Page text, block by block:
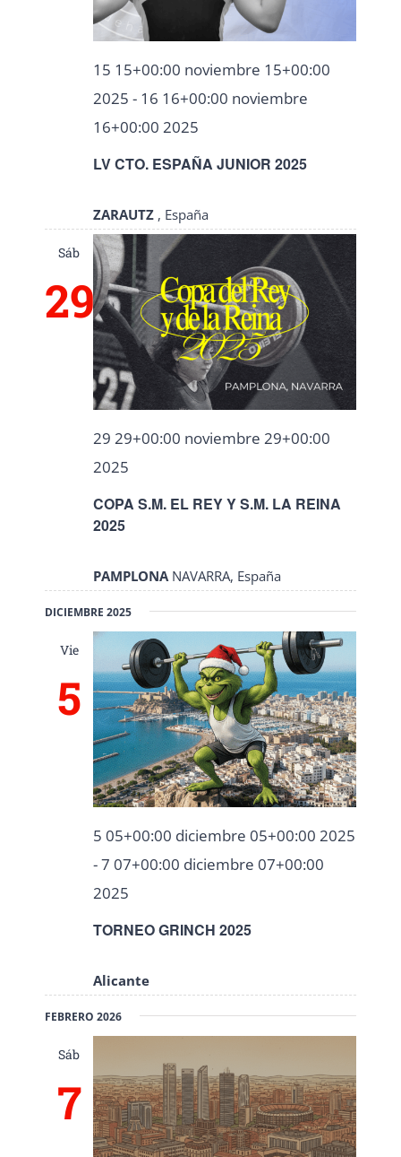
LV CTO. ESPAÑA JUNIOR 2025
15 15+00:00 noviembre 15+00:00
2025 - 16 16+00:00 noviembre
16+00:00 2025
ZARAUTZ , España
Sáb
29
COPA S.M. EL REY Y S.M. LA REINA
2025
29 29+00:00 noviembre 29+00:00
2025
PAMPLONA NAVARRA, España
DICIEMBRE 2025
Vie
5
TORNEO GRINCH 2025
5 05+00:00 diciembre 05+00:00 2025
-7 07+00:00 diciembre 07+00:00
2025
Alicante
FEBRERO 2026
Sáb
7